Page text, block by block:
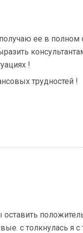
ее в полном
!
трудностей !
с толкнулась я с